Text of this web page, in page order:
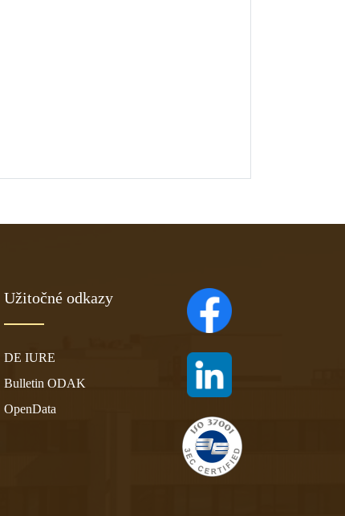
Užitočné odkazy
DE IURE
Bulletin ODAK
OpenData
(otvára sa v novom